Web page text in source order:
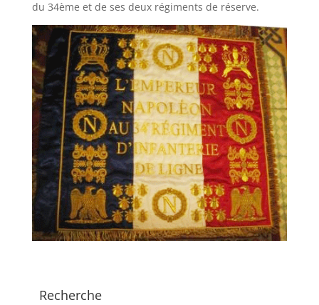
du 34ème et de ses deux régiments de réserve.
Recherche